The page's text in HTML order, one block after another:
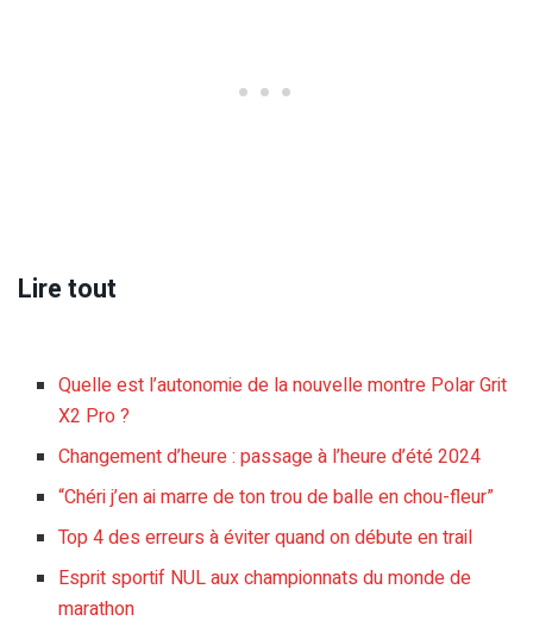
Lire tout
Quelle est l’autonomie de la nouvelle montre Polar Grit
X2 Pro ?
Changement d’heure : passage à l’heure d’été 2024
“Chéri j’en ai marre de ton trou de balle en chou-fleur”
Top 4 des erreurs à éviter quand on débute en trail
Esprit sportif NUL aux championnats du monde de
marathon